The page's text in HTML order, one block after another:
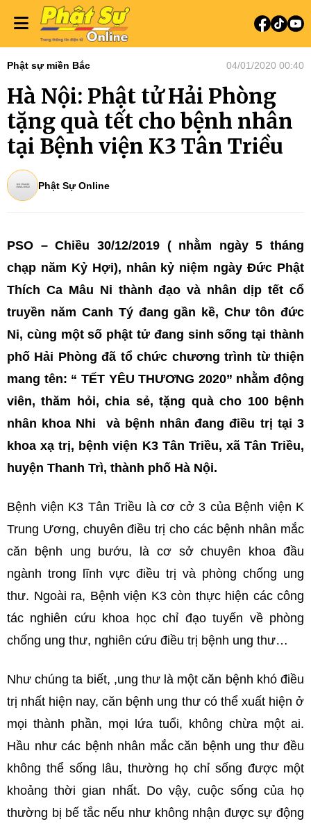
Phật sự miền Bắc 04/01/2020 00:40
Hà Nội: Phật tử Hải Phòng
tặng quà tết cho bệnh nhân
tại Bệnh viện K3 Tân Triều
Phật Sự Online
PSO – Chiều 30/12/2019 ( nhằm ngày 5 tháng
chạp năm Kỷ Hợi), nhân kỷ niệm ngày Đức Phật
Thích Ca Mâu Ni thành đạo và nhân dịp tết cổ
truyền năm Canh Tý đang gần kề, Chư tôn đức
Ni, cùng một số phật tử đang sinh sống tại thành
phố Hải Phòng đã tổ chức chương trình từ thiện
mang tên: “ TẾT YÊU THƯƠNG 2020” nhằm động
viên, thăm hỏi, chia sẻ, tặng quà cho 100 bệnh
nhân khoa Nhi và bệnh nhân đang điều trị tại 3
khoa xạ trị, bệnh viện K3 Tân Triều, xã Tân Triều,
huyện Thanh Trì, thành phố Hà Nội.
Bệnh viện K3 Tân Triều là cơ cở 3 của Bệnh viện K
Trung Ương, chuyên điều trị cho các bệnh nhân mắc
căn bệnh ung bướu, là cơ sở chuyên khoa đầu
ngành trong lĩnh vực điều trị và phòng chống ung
thư. Ngoài ra, Bệnh viện K3 còn thực hiện các công
tác nghiên cứu khoa học chỉ đạo tuyến về phòng
chống ung thư, nghiên cứu điều trị bệnh ung thư…
Như chúng ta biết, ,ung thư là một căn bệnh khó điều
trị nhất hiện nay, căn bệnh ung thư có thể xuất hiện ở
mọi thành phần, mọi lứa tuổi, không chừa một ai.
Hầu như các bệnh nhân mắc căn bệnh ung thư đều
không thể sống lâu, thường họ chỉ sống được một
khoảng thời gian nhất. Do vậy, cuộc sống của họ
thường bị bế tắc nếu như không nhận được sự động